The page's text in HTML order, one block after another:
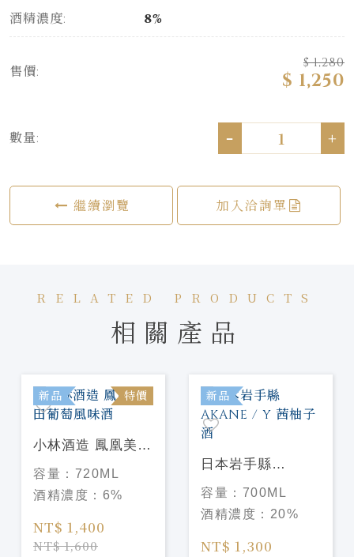
酒精濃度: 8%
售價:
$ 1,280
$ 1,250
數量: - +
繼續瀏覽 加入洽詢單
RELATED PRODUCTS
相關產品
新品 特價
小林酒造 鳳凰美田
葡萄風味酒
容量： 720ML
酒精濃度： 6%
NT$ 1,400
NT$ 1,600
新品
日本岩手縣
AKANE / Y 茜柚子
酒
容量： 700ML
酒精濃度： 20%
NT$ 1,300